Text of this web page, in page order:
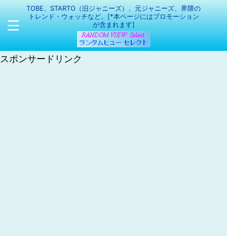
TOBE、STARTO（旧ジャニーズ）、元ジャニーズ、界隈の
トレンド・ウォッチなど。[*本ページにはプロモーション
が含まれます]
スポンサードリンク